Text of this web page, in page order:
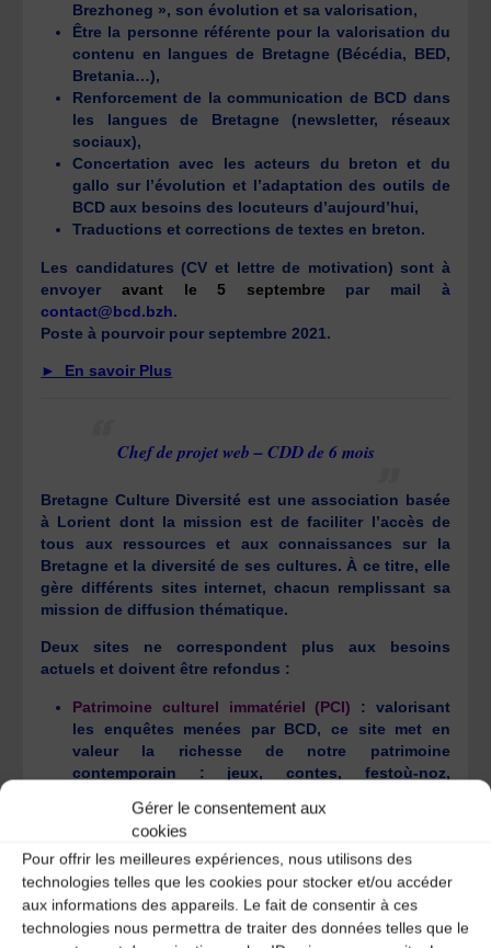
Gérer le consentement aux
cookies
Pour offrir les meilleures expériences, nous utilisons des
technologies telles que les cookies pour stocker et/ou accéder
aux informations des appareils. Le fait de consentir à ces
technologies nous permettra de traiter des données telles que le
Brezhoneg », son évolution et sa valorisation,
Être la personne référente pour la valorisation du
contenu en langues de Bretagne (Bécédia, BED,
Bretania…),
Renforcement de la communication de BCD dans
les langues de Bretagne (newsletter, réseaux
sociaux),
Concertation avec les acteurs du breton et du
gallo sur l’évolution et l’adaptation des outils de
BCD aux besoins des locuteurs d’aujourd’hui,
Traductions et corrections de textes en breton.
Les candidatures (CV et lettre de motivation) sont à
envoyer avant le 5 septembre par mail à
contact@bcd.bzh.
Poste à pourvoir pour septembre 2021.
► En savoir Plus
Chef de projet web – CDD de 6 mois
Bretagne Culture Diversité est une association basée
à Lorient dont la mission est de faciliter l’accès de
tous aux ressources et aux connaissances sur la
Bretagne et la diversité de ses cultures. À ce titre, elle
gère différents sites internet, chacun remplissant sa
mission de diffusion thématique.
Deux sites ne correspondent plus aux besoins
actuels et doivent être refondus :
Patrimoine culturel immatériel (PCI) : valorisant
les enquêtes menées par BCD, ce site met en
valeur la richesse de notre patrimoine
contemporain : jeux, contes, festoù-noz,
chants…http://www.bcd.bzh/pci/fr/
Bretagne & diversité :
culturelle illustrée à travers le prisme du
documentaire. Un travail mené en partenariat avec
l’association Rhizomes.http://bed.bzh/fr/
De plus, BCD souhaite créer de nouveaux outils de